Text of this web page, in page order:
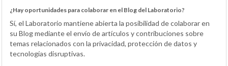
¿Hay oportunidades para colaborar en el Blog del Laboratorio?
Sí, el Laboratorio mantiene abierta la posibilidad de colaborar en
su Blog mediante el envío de artículos y contribuciones sobre
temas relacionados con la privacidad, protección de datos y
tecnologías disruptivas.